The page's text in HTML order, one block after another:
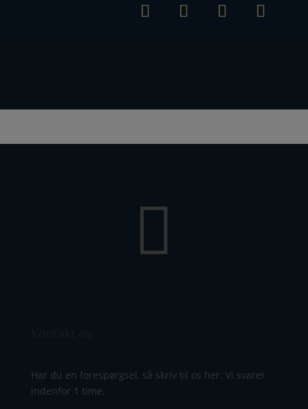

Har du en forespørgsel, så skriv til os her. Vi svarer
indenfor 1 time.